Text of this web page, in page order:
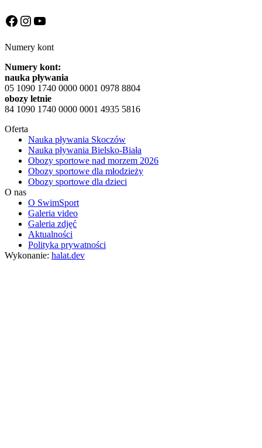
Facebook
Instagram
YouTube
Numery kont
Numery kont:
nauka pływania
05 1090 1740 0000 0001 0978 8804
obozy letnie
84 1090 1740 0000 0001 4935 5816
Oferta
Nauka pływania Skoczów
Nauka pływania Bielsko-Biała
Obozy sportowe nad morzem 2026
Obozy sportowe dla młodzieży
Obozy sportowe dla dzieci
O nas
O SwimSport
Galeria video
Galeria zdjęć
Aktualności
Polityka prywatności
Wykonanie: halat.dev